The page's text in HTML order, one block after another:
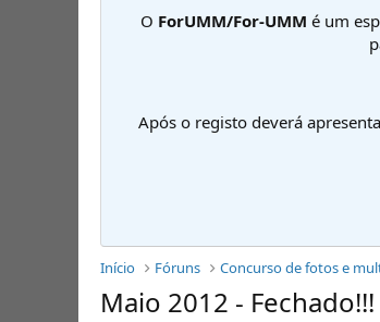
O ForUMM/For-UMM é um
Após o registo deverá
Início Fóruns Concurso de fotos e
Maio 2012 - Fechado!!!